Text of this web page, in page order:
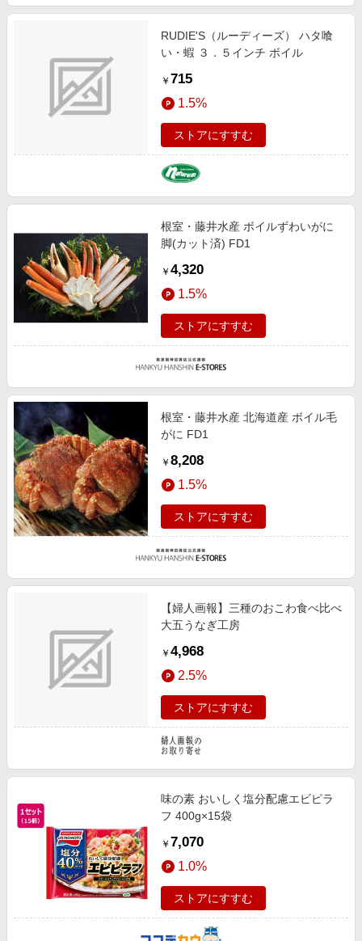
RUDIE'S（ルーディーズ） ハタ喰
い・蝦 ３．５インチ ボイル
￥ 715
1.5%
ストアにすすむ
根室・藤井水産 ボイルずわいがに
脚(カット済) FD1
￥ 4,320
1.5%
ストアにすすむ
根室・藤井水産 北海道産 ボイル毛
がに FD1
￥ 8,208
1.5%
ストアにすすむ
【婦人画報】三種のおこわ食べ比べ
大五うなぎ工房
￥ 4,968
2.5%
ストアにすすむ
味の素 おいしく塩分配慮エビピラ
フ 400g×15袋
￥ 7,070
1.0%
ストアにすすむ